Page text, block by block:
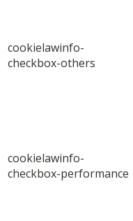
cookielawinfo-
checkbox-others
cookielawinfo-
checkbox-performance